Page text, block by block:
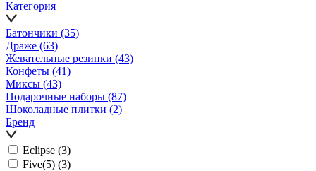
Категория
Батончики (35)
Драже (63)
Жевательные резинки (43)
Конфеты (41)
Миксы (43)
Подарочные наборы (87)
Шоколадные плитки (2)
Бренд
Eclipse (3)
Five(5) (3)